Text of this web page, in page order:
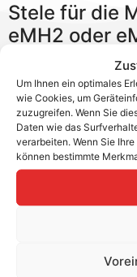
Um Ihnen ein optimales
wie Cookies, um
zuzugreifen. Wenn Sie
Daten wie das
verarbeiten. Wenn Sie
können bestimmte
Stele für die
eMH2 oder
Außenbereich
Die Stele dient zur
eM4 Single Wallbox
überzeugt durch ihr
Metallgehäuse mit
der Einbauten. Für
freie Hutschiene
Zugentlastung der
Kopfteil integrierten
schwierigen